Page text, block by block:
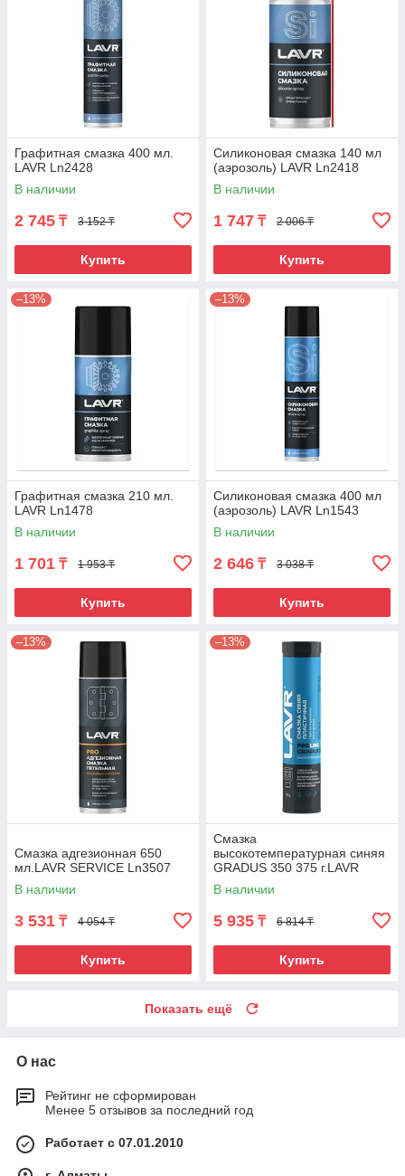
Графитная смазка 400 мл.
LAVR Ln2428
В наличии
2 745 ₸ 3 152 ₸
Купить
Силиконовая смазка 140 мл
(аэрозоль) LAVR Ln2418
В наличии
1 747 ₸ 2 006 ₸
Купить
–13%
Графитная смазка 210 мл.
LAVR Ln1478
В наличии
1 701 ₸ 1 953 ₸
Купить
–13%
Силиконовая смазка 400 мл
(аэрозоль) LAVR Ln1543
В наличии
2 646 ₸ 3 038 ₸
Купить
–13%
Смазка адгезионная 650
мл.LAVR SERVICE Ln3507
В наличии
3 531 ₸ 4 054 ₸
Купить
–13%
Смазка
высокотемпературная синяя
GRADUS 350 375 г.LAVR
Ln3527
В наличии
5 935 ₸ 6 814 ₸
Купить
Показать ещё
О нас
Рейтинг не сформирован
Менее 5 отзывов за последний год
Работает с 07.01.2010